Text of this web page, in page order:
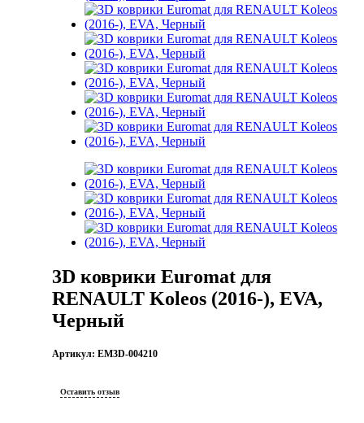
3D коврики Euromat для
RENAULT Koleos (2016-), EVA,
Черный
Артикул: EM3D-004210
Оставить отзыв